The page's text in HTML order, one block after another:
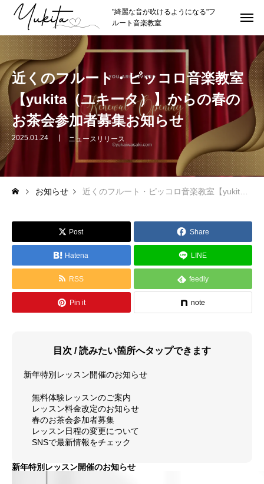
"綺麗な音が吹けるようになる"フ
ルート音楽教室
HOME
ABOUT 講師紹介
講師プロフィール
理念やスタイル
LESSON レッスン紹介
カリキュラムの詳細
レッスン形式
SCHOOL 教室紹介
最新情報（お知らせ）
アクセス情報
サイトマップ
GALLERY
近くのフルート・ピッコロ音楽教室
【yukita（ユキータ）】からの春の
お茶会参加者募集お知らせ
2025.01.24 ニュースリリース
お知らせ 近くのフルート・ピッコロ音楽教室【yukita（ユキータ）】からの春のお茶会参加者募集お知らせ
Post Share
Hatena LINE
RSS feedly
Pin it note
目次 / 読みたい箇所へタップできます
新年特別レッスン開催のお知らせ
無料体験レッスンのご案内
レッスン料金改定のお知らせ
春のお茶会参加者募集
レッスン日程の変更について
SNSで最新情報をチェック
新年特別レッスン開催のお知らせ